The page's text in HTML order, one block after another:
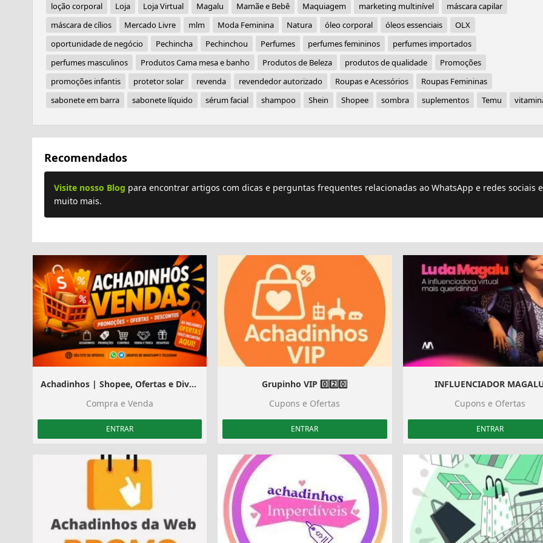
loção corporal Loja Loja Virtual Magalu Mamãe e Bebê Maquiagem marketing multinível
máscara capilar
máscara de cílios
Mercado Livre mlm Moda Feminina Natura óleo corporal óleos essenciais
OLX
oportunidade de negócio
Pechincha Pechinchou Perfumes perfumes femininos
perfumes importados
perfumes masculinos
Produtos Cama mesa e banho Produtos de Beleza produtos de qualidade
Promoções
promoções infantis
protetor solar revenda revendedor autorizado Roupas e Acessórios
Roupas Femininas
sabonete em barra
sabonete líquido sérum facial shampoo Shein Shopee sombra suplementos Temu
Recomendados
Visite nosso Blog para encontrar artigos com dicas e perguntas frequentes relacionadas ao WhatsApp e redes sociais e
muito mais.
Plus
Achadinhos | Shopee, Ofertas e Divulgação
Compra e Venda
ENTRAR
Grupinho VIP 0️⃣2️⃣0️⃣️
Cupons e Ofertas
ENTRAR
INFLUENCIADOR
Cupons e Ofertas
ENTRAR